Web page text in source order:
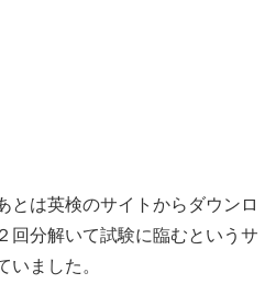
とは英検のサイトからダウンロ
回分解いて試験に臨むというサ
いました。